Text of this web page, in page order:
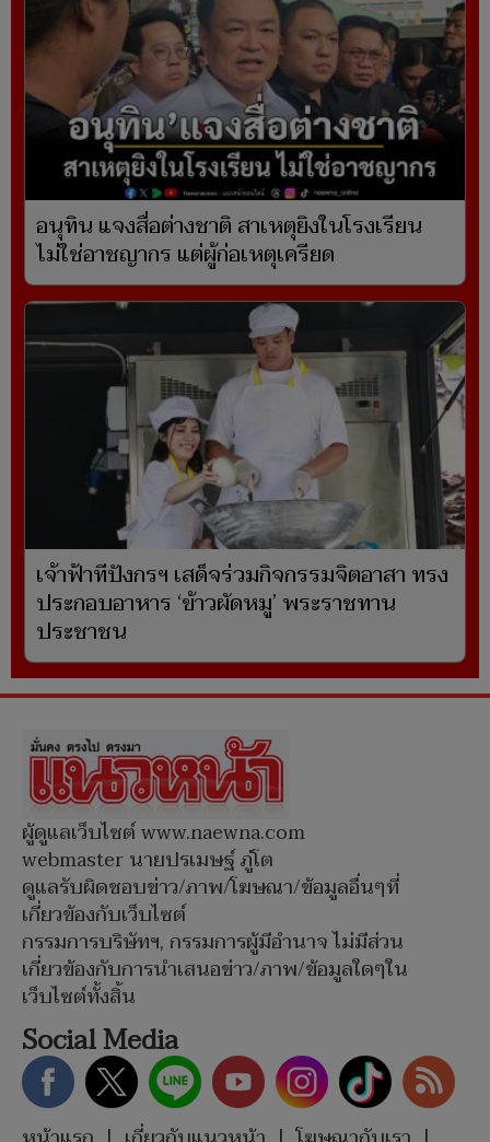
อนุทิน แจงสื่อต่างชาติ สาเหตุยิงในโรงเรียน
ไม่ใช่อาชญากร แต่ผู้ก่อเหตุเครียด
เจ้าฟ้าทีปังกรฯ เสด็จร่วมกิจกรรมจิตอาสา ทรง
ประกอบอาหาร ‘ข้าวผัดหมู’ พระราชทาน
ประชาชน
ผู้ดูแลเว็บไซต์ www.naewna.com
webmaster นายปรเมษฐ์ ภู่โต
ดูแลรับผิดชอบข่าว/ภาพ/โฆษณา/ข้อมูลอื่นๆที่
เกี่ยวข้องกับเว็บไซต์
กรรมการบริษัทฯ, กรรมการผู้มีอำนาจ ไม่มีส่วน
เกี่ยวข้องกับการนำเสนอข่าว/ภาพ/ข้อมูลใดๆใน
เว็บไซต์ทั้งสิ้น
Social Media